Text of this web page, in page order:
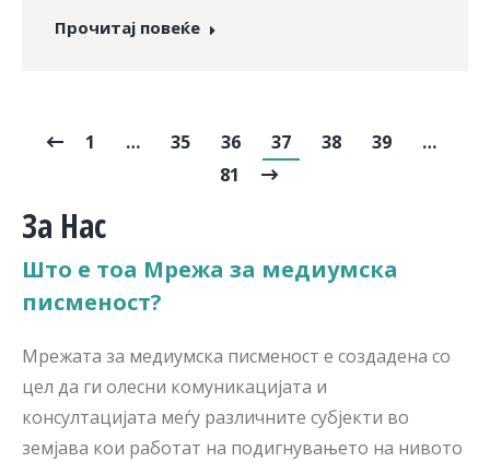
Прочитај повеќе
1 … 35 36 37 38 39
…
81
За Нас
Што е тоа Мрежа за медиумска
писменост?
Мрежата за медиумска писменост е создадена со
цел да ги олесни комуникацијата и
консултацијата меѓу различните субјекти во
земјава кои работат на подигнувањето на нивото